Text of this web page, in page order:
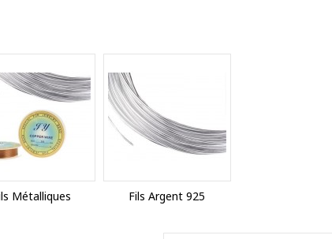
Métalliques Fils Argent 925